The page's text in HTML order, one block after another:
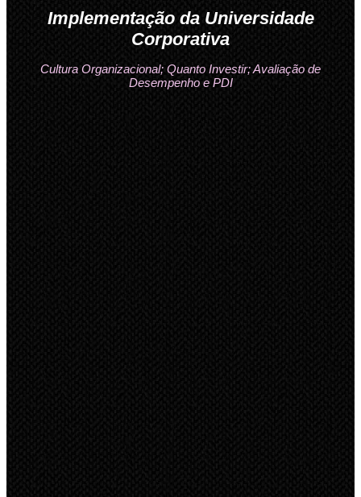
Implementação da Universidade
Corporativa
Cultura Organizacional; Quanto Investir; Avaliação de
Desempenho e PDI